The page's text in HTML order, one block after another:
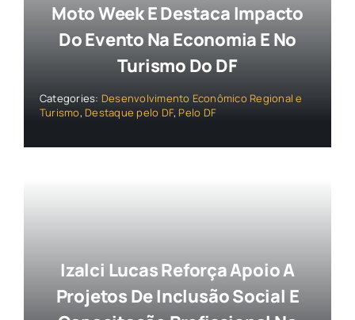
Moto Week E Destaca Impacto
Do Evento Na Economia E No
Turismo Do DF
Categories: Desenvolvimento Econômico Regional e
Turismo, Destaque pelo DF, Pelo DF
Izalci Lucas Reforça Apoio A
Projetos De Inclusão Social E